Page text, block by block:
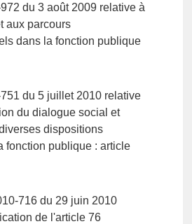
du 3 août 2009 relative à
aux parcours
dans la fonction publique
751 du 5 juillet 2010 relative
du dialogue social et
dispositions
fonction publique : article
716 du 29 juin 2010
de l'article 76